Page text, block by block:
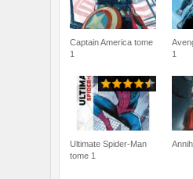
Captain America tome
1
1
Ultimate Spider-Man
tome 1